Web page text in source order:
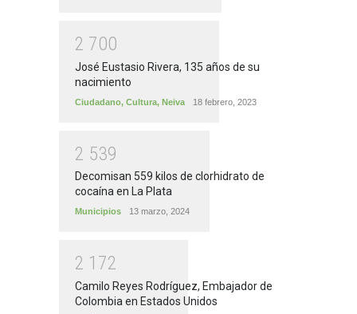
2 700
José Eustasio Rivera, 135 años de su
nacimiento
Ciudadano, Cultura, Neiva 18 febrero, 2023
2 539
Decomisan 559 kilos de clorhidrato de
cocaína en La Plata
Municipios 13 marzo, 2024
2 1 72
Camilo Reyes Rodríguez, Embajador de
Colombia en Estados Unidos